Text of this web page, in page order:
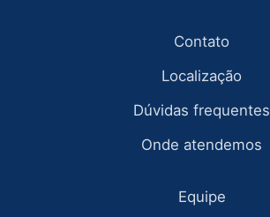
Contato
Localização
Dúvidas frequentes
Onde atendemos
Equipe